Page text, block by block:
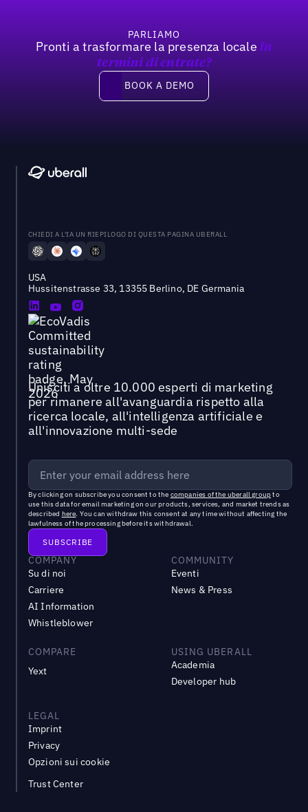
PARLIAMO
Pronti a trasformare la presenza locale In
termini di entrate?
Book a demo
BOOK A DEMO
CHIEDI A L'IA UN RIEPILOGO DI QUESTA PAGINA UBERALL
USA
Hussitenstrasse 33, 13355 Berlino, DE Germania
Unisciti a oltre 10.000 esperti di marketing
per rimanere all'avanguardia rispetto alla
ricerca locale, all'intelligenza artificiale e
all'innovazione multi-sede
By clicking on subscribe you consent to the companies of the uberall groupto
use this data for email marketing on our products, services, and market trends as
described here. You can withdraw this consent at any time without affecting the
lawfulness of the processing before its withdrawal.
COMPANY
Su di noi
Carriere
AI Information
Whistleblower
COMMUNITY
Eventi
News & Press
COMPARE
Yext
USING UBERALL
Academia
Developer hub
LEGAL
Imprint
Privacy
Opzioni sui cookie
Trust Center